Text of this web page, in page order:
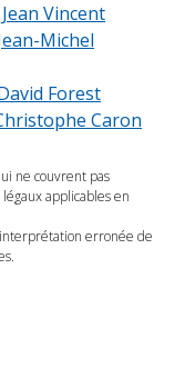
Vincent
Michel
Forest
Caron
ne couvrent pas
applicables en
erronée de